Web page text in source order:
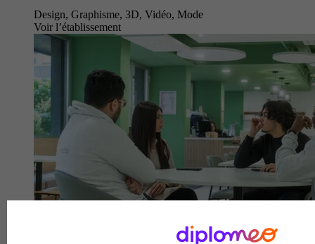
Design, Graphisme, 3D, Vidéo, Mode
Voir l’établissement